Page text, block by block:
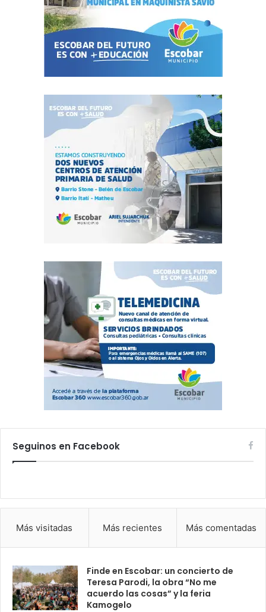
Seguinos en Facebook
Más visitadas Más recientes Más comentadas
Finde en Escobar: un concierto de
Teresa Parodi, la obra “No me
acuerdo las cosas” y la feria
Kamogelo